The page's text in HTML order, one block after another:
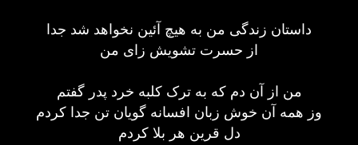
داستان زندگی من به هیچ آئین نخواهد شد جدا
از حسرت تشویش زای من
من از آن دم که به ترک کلبه خرد پدر گفتم
وز همه آن خوش زبان افسانه گویان تن جدا کردم
دل قرین هر بلا کردم